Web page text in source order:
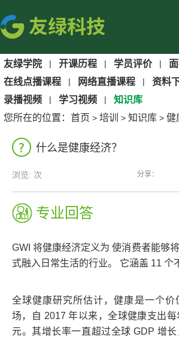
友绿学院 | 开课历程 | 学员评价 |
在线点播课程 | 网络直播课程 | 资料
录播视频 | 学习视频 |
知识库
您所在的位置： 首页 > 培训 > 知识库 > 健
什么是健康经济？
浏览: 次 分享：
专业回答
GWI 将健康经济定义为 使消费者能够
式融入日常生活的行业。 它涵盖 11 个
全球健康研究所估计，健康是一个价
场，自 2017 年以来，全球健康支出
元。其增长率一直超过全球 GDP 增